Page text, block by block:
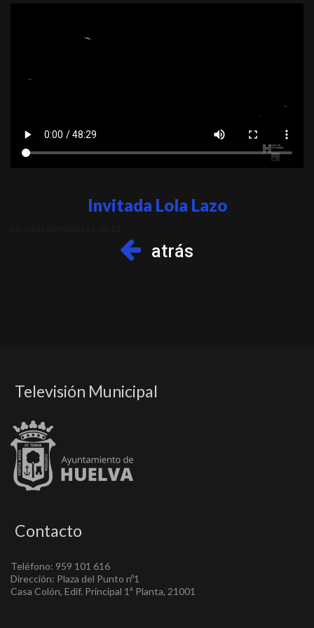
Invitada Lola Lazo
atrás
Televisión Municipal
Contacto
Teléfono: 959 101 616
Dirección: Plaza del Punto nº1
Casa Colón, Edif. Principal 1ª Planta, 21001